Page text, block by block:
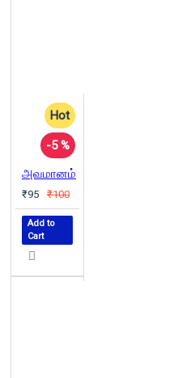
Hot
-5 %
அவமானம்
₹95 ₹100
Add to
Cart